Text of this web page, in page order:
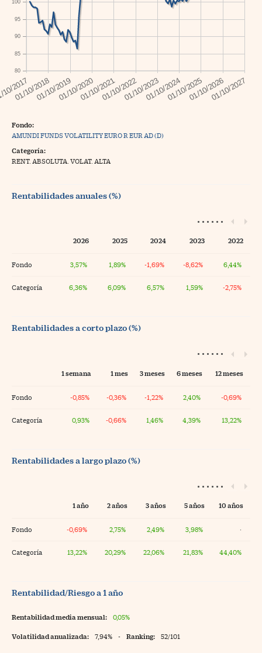
80
85
90
95
100
Fondo:
AMUNDI FUNDS VOLATILITY EURO R EUR AD (D)
Categoría:
RENT. ABSOLUTA. VOLAT. ALTA
Rentabilidades anuales (%)
2026 2025 2024 2023 2022
Fondo 3,57% 1,89% -1,69% -8,62% 6,44%
Categoría 6,36% 6,09% 6,57% 1,59% -2,75%
Rentabilidades a corto plazo (%)
1 semana 1 mes 3 meses 6 meses 12 meses
Fondo -0,85% -0,36% -1,22% 2,40% -0,69%
Categoría 0,93% -0,66% 1,46% 4,39% 13,22%
Rentabilidades a largo plazo (%)
1 año 2 años 3 años 5 años 10 años
Fondo -0,69% 2,75% 2,49% 3,98% ·
Categoría 13,22% 20,29% 22,06% 21,83% 44,40%
Rentabilidad/Riesgo a 1 año
Rentabilidad media mensual: 0,05%
Volatilidad anualizada: 7,94% - Ranking: 52/101